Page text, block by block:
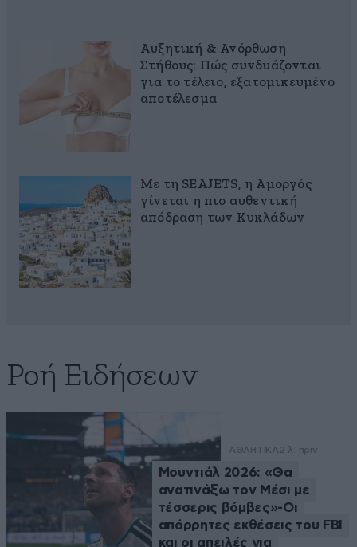
Αυξητική & Ανόρθωση
Στήθους: Πώς συνδυάζονται
για το τέλειο, εξατομικευμένο
αποτέλεσμα
Με τη SEAJETS, η Αμοργός
γίνεται η πιο αυθεντική
απόδραση των Κυκλάδων
Ροή Ειδήσεων
ΑΘΛΗΤΙΚΑ2 λ. πριν
Μουντιάλ 2026: «Θα
ανατινάξω τον Μέσι με
τέσσερις βόμβες»-Οι
απόρρητες εκθέσεις του FBI
και οι απειλές για